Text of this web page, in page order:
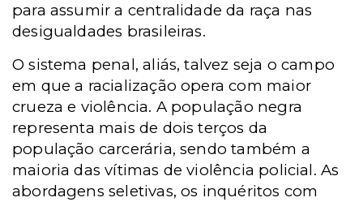
para assumir a centralidade da raça nas
desigualdades brasileiras.
O sistema penal, aliás, talvez seja o campo
em que a racialização opera com maior
crueza e violência. A população negra
representa mais de dois terços da
população carcerária, sendo também a
maioria das vítimas de violência policial. As
abordagens seletivas, os inquéritos com